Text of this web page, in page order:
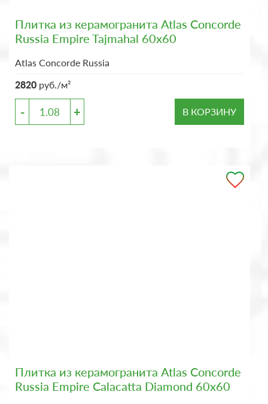
Плитка из керамогранита Atlas Concorde
Russia Empire Tajmahal 60x60
Atlas Concorde Russia
2820 руб./м²
- + В КОРЗИНУ
Плитка из керамогранита Atlas Concorde
Russia Empire Calacatta Diamond 60x60